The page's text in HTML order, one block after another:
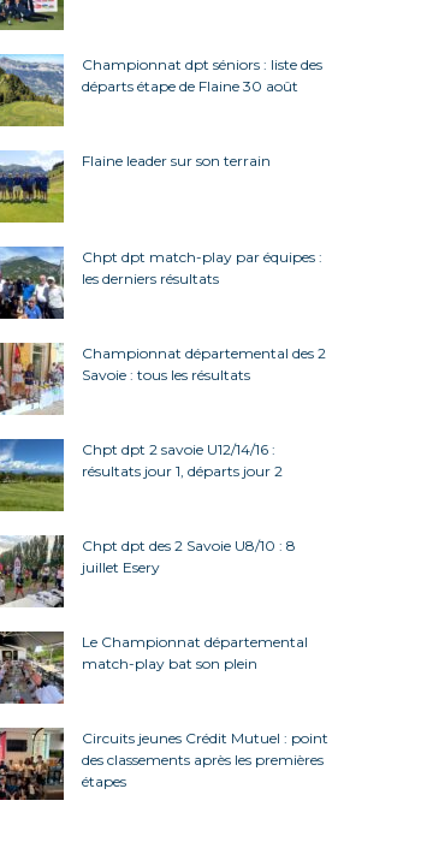
Championnat dpt séniors : liste des
départs étape de Flaine 30 août
Flaine leader sur son terrain
Chpt dpt match-play par équipes :
les derniers résultats
Championnat départemental des 2
Savoie : tous les résultats
Chpt dpt 2 savoie U12/14/16 :
résultats jour 1, départs jour 2
Chpt dpt des 2 Savoie U8/10 : 8
juillet Esery
Le Championnat départemental
match-play bat son plein
Circuits jeunes Crédit Mutuel : point
des classements après les premières
étapes